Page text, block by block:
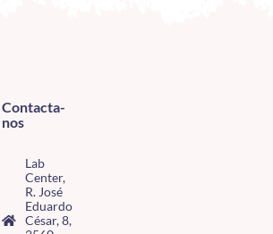
Contacta-
nos
Lab
Center,
R. José
Eduardo
César, 8,